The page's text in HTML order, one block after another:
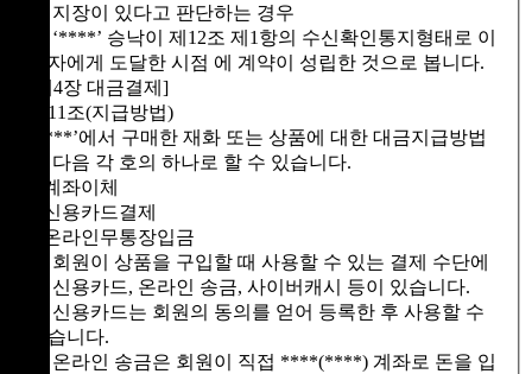
히 지장이 있다고 판단하는 경우
② ‘****’ 승낙이 제12조 제1항의 수신확인통지형태로 이
용자에게 도달한 시점 에 계약이 성립한 것으로 봅니다.
[제4장 대금결제]
제11조(지급방법)
‘****’에서 구매한 재화 또는 상품에 대한 대금지급방법
은 다음 각 호의 하나로 할 수 있습니다.
1.계좌이체
2.신용카드결제
3.온라인무통장입금
① 회원이 상품을 구입할 때 사용할 수 있는 결제 수단에
는 신용카드, 온라인 송금, 사이버캐시 등이 있습니다.
② 신용카드는 회원의 동의를 얻어 등록한 후 사용할 수
있습니다.
③ 온라인 송금은 회원이 직접 ****(****) 계좌로 돈을 입